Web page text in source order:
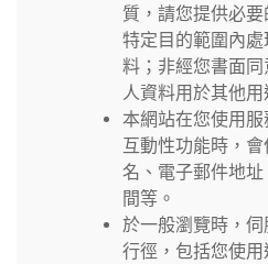
質，請您提供必
特定目的範圍內
料；非經您書面
人資料用於其他用
本網站在您使用
互動性功能時，
名、電子郵件地
間等。
於一般瀏覽時，
行徑，包括您使用